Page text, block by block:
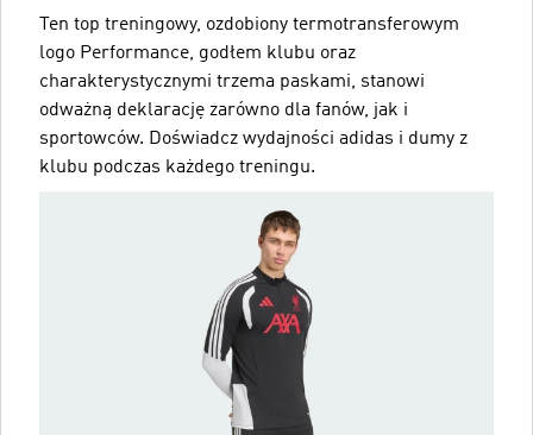
Ten top treningowy, ozdobiony termotransferowym
logo Performance, godłem klubu oraz
charakterystycznymi trzema paskami, stanowi
odważną deklarację zarówno dla fanów, jak i
sportowców. Doświadcz wydajności adidas i dumy z
klubu podczas każdego treningu.